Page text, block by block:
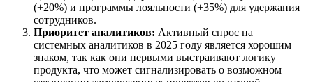
(+20%) и программы лояльности (+35%) для удержания
сотрудников.
Приоритет аналитиков: Активный спрос на
системных аналитиков в 2025 году является хорошим
знаком, так как они первыми выстраивают логику
продукта, что может сигнализировать о возможном